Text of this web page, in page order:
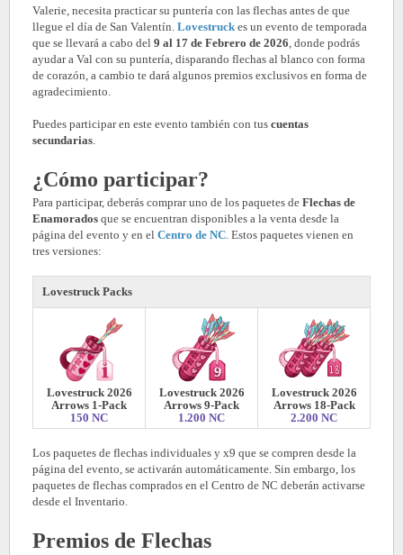
Valerie, necesita practicar su puntería con las flechas antes de que
llegue el día de San Valentín. Lovestruck es un evento de temporada
que se llevará a cabo del 9 al 17 de Febrero de 2026 , donde podrás
ayudar a Val con su puntería, disparando flechas al blanco con forma
de corazón, a cambio te dará algunos premios exclusivos en forma de
agradecimiento.
Puedes participar en este evento también con tus cuentas
secundarias
¿Cómo participar?
Para participar, deberás comprar uno de los paquetes de Flechas de
Enamorados que se encuentran disponibles a la venta desde la
página del evento y en el Centro de NC . Estos paquetes vienen en
tres versiones:
Lovestruck Packs
Lovestruck 2026
Arrows 1-Pack
150 NC
Lovestruck 2026
Arrows 9-Pack
1.200 NC
Lovestruck 2026
Arrows 18-Pack
2.200 NC
Los paquetes de flechas individuales y x9 que se compren desde la
página del evento, se activarán automáticamente. Sin embargo, los
paquetes de flechas comprados en el Centro de NC deberán activarse
desde el Inventario.
Premios de Flechas